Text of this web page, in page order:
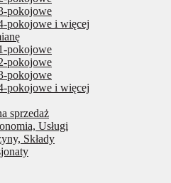
pokojowe
pokojowe i więcej
pokojowe
pokojowe
pokojowe
pokojowe i więcej
sprzedaż
Usługi
Składy